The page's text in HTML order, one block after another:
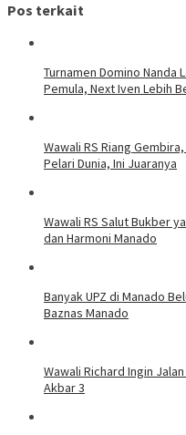
Pos terkait
Turnamen Domino Nanda
Pemula, Next Iven Lebih
Wawali RS Riang
Pelari Dunia, Ini Juaranya
Wawali RS Salut Bukber
dan Harmoni Manado
Banyak UPZ di Manado
Baznas Manado
Wawali Richard Ingin
Akbar 3